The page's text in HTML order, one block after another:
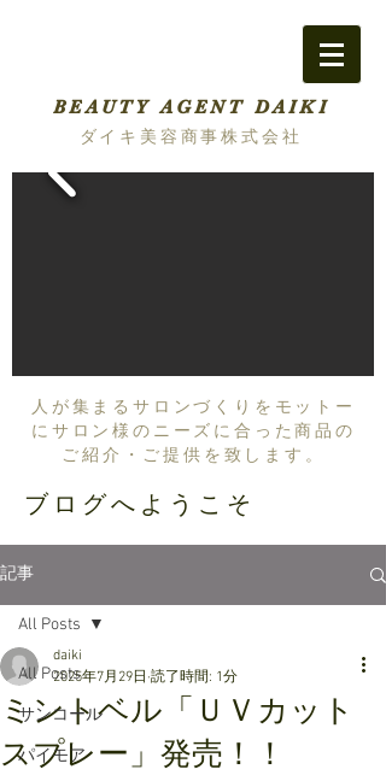
BEAUTY AGENT DAIKI
ダイキ美容商事株式会社
人が集まるサロンづくりをモットー
にサロン様のニーズに合った商品の
ご紹介・ご提供を致します。
ブログへようこそ
記事
All Posts
サンコール
パイモア
All Posts
ミントベル「ＵＶカット
スプレー」発売！！
daiki
2025年7月29日 読了時間: 1分